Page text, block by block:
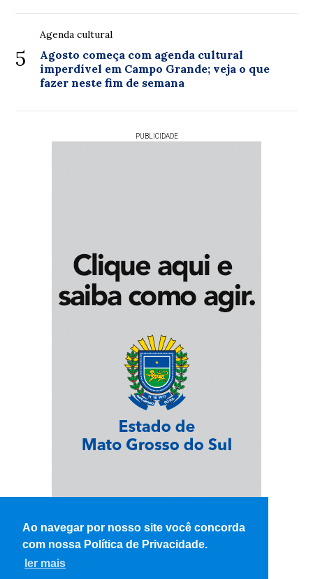
Ao navegar por nosso site você concorda
com nossa Política de Privacidade.
ler mais
5
Agenda cultural
Agosto começa com agenda cultural
imperdível em Campo Grande; veja o que
fazer neste fim de semana
PUBLICIDADE